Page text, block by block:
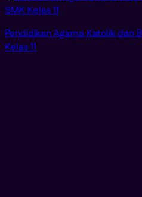
Pendidikan Agama Katolik dan
Kelas 11